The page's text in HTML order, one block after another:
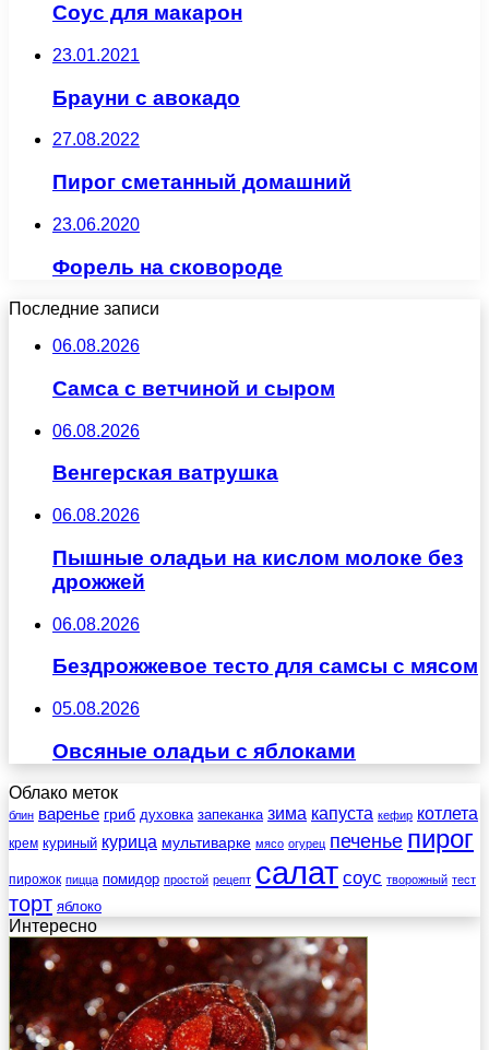
Соус для макарон
23.01.2021
Брауни с авокадо
27.08.2022
Пирог сметанный домашний
23.06.2020
Форель на сковороде
Последние записи
06.08.2026
Самса с ветчиной и сыром
06.08.2026
Венгерская ватрушка
06.08.2026
Пышные оладьи на кислом молоке без
дрожжей
06.08.2026
Бездрожжевое тесто для самсы с мясом
05.08.2026
Овсяные оладьи с яблоками
Облако меток
блин варенье гриб духовка запеканка зима капуста кефир котлета
крем куриный курица мультиварке мясо огурец печенье пирог
пирожок пицца помидор простой рецепт салат соус творожный тест
торт яблоко
Интересно